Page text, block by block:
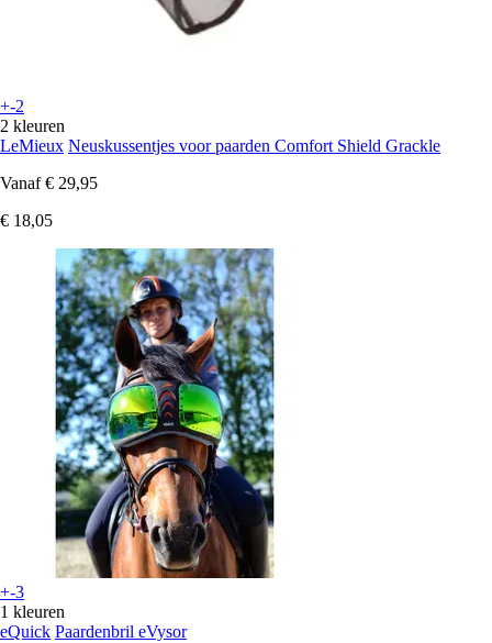
+-2
2 kleuren
LeMieux Neuskussentjes voor paarden Comfort Shield Grackle
Vanaf € 29,95
€ 18,05
+-3
1 kleuren
eQuick Paardenbril eVysor